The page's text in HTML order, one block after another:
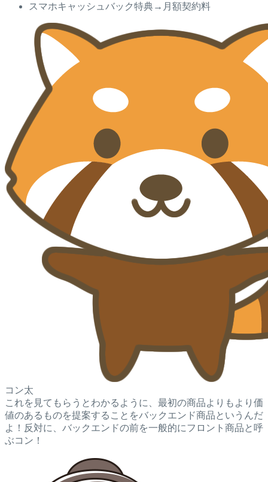
スマホキャッシュバック特典→月額契約料
コン太
これを見てもらうとわかるように、最初の商品よりもより価
値のあるものを提案することをバックエンド商品というんだ
よ！反対に、バックエンドの前を一般的にフロント商品と呼
ぶコン！